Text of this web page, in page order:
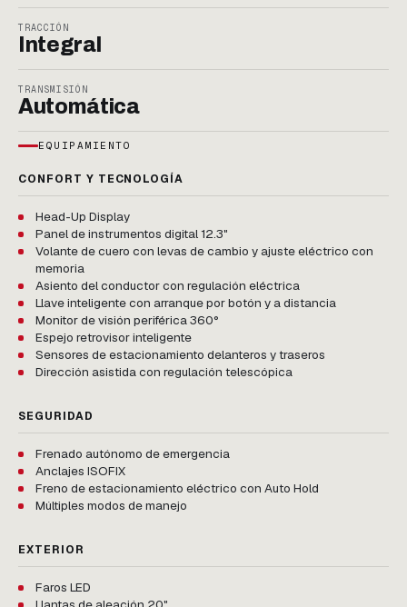
TRACCIÓN
Integral
TRANSMISIÓN
Automática
EQUIPAMIENTO
CONFORT Y TECNOLOGÍA
Head-Up Display
Panel de instrumentos digital 12.3"
Volante de cuero con levas de cambio y ajuste eléctrico con
memoria
Asiento del conductor con regulación eléctrica
Llave inteligente con arranque por botón y a distancia
Monitor de visión periférica 360°
Espejo retrovisor inteligente
Sensores de estacionamiento delanteros y traseros
Dirección asistida con regulación telescópica
SEGURIDAD
Frenado autónomo de emergencia
Anclajes ISOFIX
Freno de estacionamiento eléctrico con Auto Hold
Múltiples modos de manejo
EXTERIOR
Faros LED